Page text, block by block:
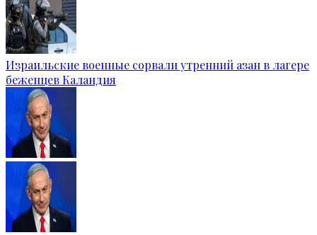
Израильские военные сорвали утренний азан в лагере
беженцев Каландия